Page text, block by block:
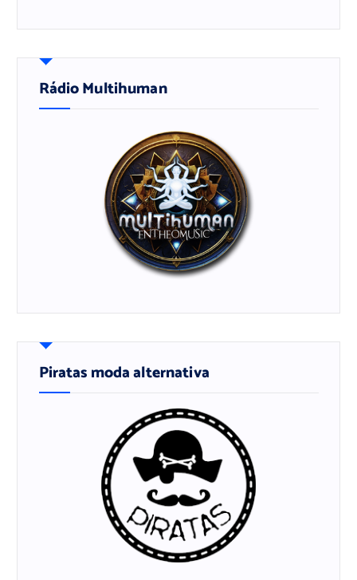
Rádio Multihuman
Piratas moda alternativa